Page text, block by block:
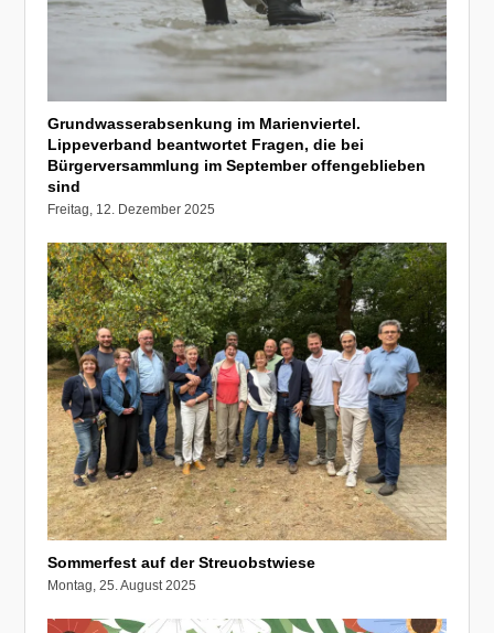
Grundwasserabsenkung im Marienviertel.
Lippeverband beantwortet Fragen, die bei
Bürgerversammlung im September offengeblieben
sind
Freitag, 12. Dezember 2025
Sommerfest auf der Streuobstwiese
Montag, 25. August 2025